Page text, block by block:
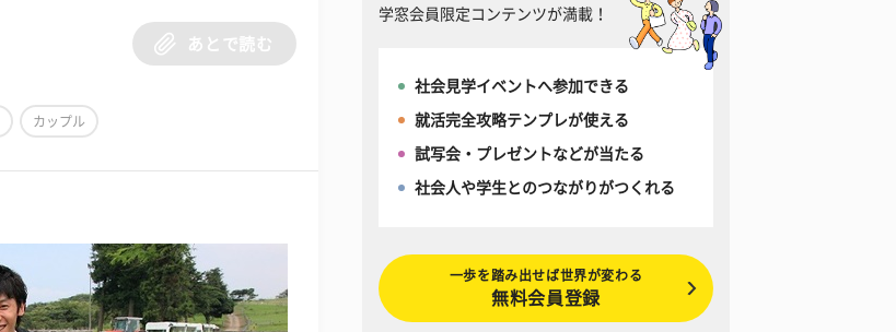
あとで読む
カップル
学窓会員限定コンテンツが満載！
社会見学イベントへ参加できる
就活完全攻略テンプレが使える
試写会・プレゼントなどが当たる
社会人や学生とのつながりがつくれる
一歩を踏み出せば世界が変わる
無料会員登録